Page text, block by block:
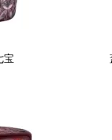
宝